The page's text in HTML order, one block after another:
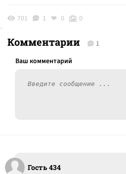
701 1 0 0
Комментарии 1
Гость 434